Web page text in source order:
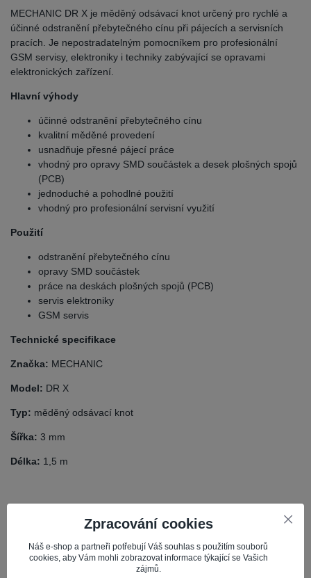
MECHANIC DR X je měděný odsávací knot určený pro rychlé a
účinné odstranění přebytečného cínu při pájecích a servisních
pracích. Je nepostradatelným pomocníkem pro profesionální
GSM servisy, elektroniky i techniky zabývající se opravami
elektronických zařízení.
Hlavní výhody
účinné odstranění přebytečného cínu
kvalitní měděné provedení
usnadňuje přesné pájecí práce
vhodný pro opravy SMD součástek a desek plošných spojů
(PCB)
jednoduché a pohodlné použití
vhodný pro profesionální servisní využití
Použití
odstranění přebytečného cínu
opravy SMD součástek
práce na deskách plošných spojů (PCB)
servis elektroniky
GSM servis
Technické specifikace
Značka: MECHANIC
Model: DR X
Typ: měděný odsávací knot
Šířka: 3 mm
Délka: 1,5 m
0.025
Zpracování cookies
Náš e-shop a partneři potřebují Váš souhlas s použitím souborů
cookies, aby Vám mohli zobrazovat informace týkající se Vašich
zájmů.